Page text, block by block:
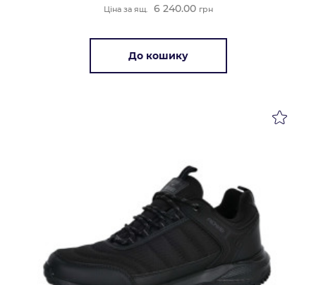
Ціна за ящ. 6 240.00 грн
До кошику